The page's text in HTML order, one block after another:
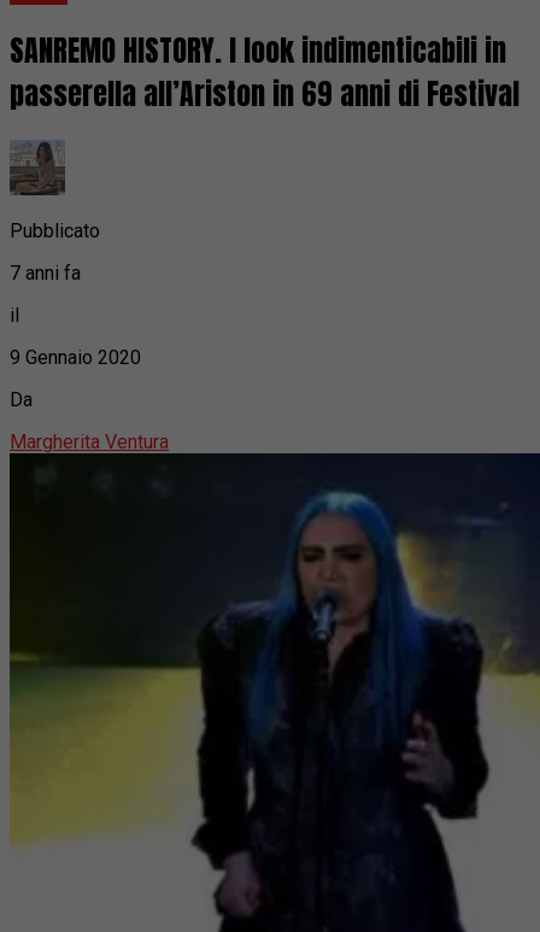
SANREMO HISTORY. I look indimenticabili in
passerella all’Ariston in 69 anni di Festival
Pubblicato
7 anni fa
il
9 Gennaio 2020
Da
Margherita Ventura